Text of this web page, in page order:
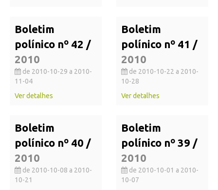
Boletim
polínico nº 42 /
2010
de 2010-10-29 a 2010-
11-04
Ver detalhes
Boletim
polínico nº 41 /
2010
de 2010-10-22 a 2010-
10-28
Ver detalhes
Boletim
polínico nº 40 /
2010
de 2010-10-08 a 2010-
10-21
Boletim
polínico nº 39 /
2010
de 2010-10-01 a 2010-
10-07